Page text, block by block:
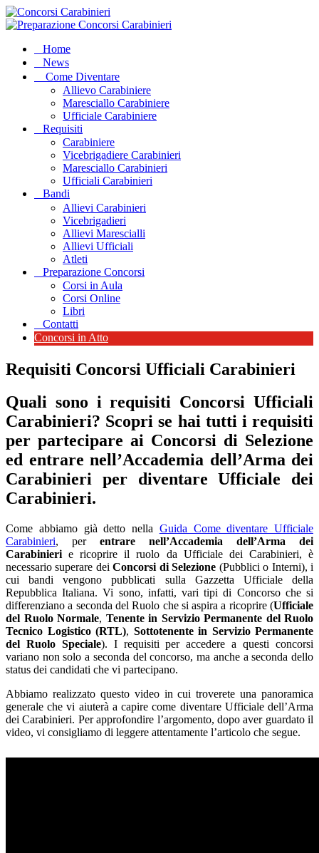
Home
News
Come Diventare
Allievo Carabiniere
Maresciallo Carabiniere
Ufficiale Carabiniere
Requisiti
Carabiniere
Vicebrigadiere Carabinieri
Maresciallo Carabinieri
Ufficiali Carabinieri
Bandi
Allievi Carabinieri
Vicebrigadieri
Allievi Marescialli
Allievi Ufficiali
Atleti
Preparazione Concorsi
Corsi in Aula
Corsi Online
Libri
Contatti
Concorsi in Atto
Requisiti Concorsi Ufficiali Carabinieri
Quali sono i requisiti Concorsi Ufficiali
Carabinieri? Scopri se hai tutti i requisiti
per partecipare ai Concorsi di Selezione
ed entrare nell’Accademia dell’Arma dei
Carabinieri per diventare Ufficiale dei
Carabinieri.
Come abbiamo già detto nella Guida Come diventare Ufficiale
Carabinieri, per entrare nell’Accademia dell’Arma dei
Carabinieri e ricoprire il ruolo da Ufficiale dei Carabinieri, è
necessario superare deiConcorsi di Selezione (Pubblici o Interni), i
cui bandi vengono pubblicati sulla Gazzetta Ufficiale della
Repubblica Italiana. Vi sono, infatti, vari tipi di Concorso che si
differenziano a seconda del Ruolo che si aspira a ricoprire (Ufficiale
del Ruolo Normale, Tenente in Servizio Permanente del Ruolo
Tecnico Logistico (RTL), Sottotenente in Servizio Permanente
del Ruolo Speciale). I requisiti per accedere a questi concorsi
variano non solo a seconda del concorso, ma anche a seconda dello
status dei candidati che vi partecipano.
Abbiamo realizzato questo video in cui troverete una panoramica
generale che vi aiuterà a capire come diventare Ufficiale dell’Arma
dei Carabinieri. Per approfondire l’argomento, dopo aver guardato il
video, vi consigliamo di leggere attentamente l’articolo che segue.